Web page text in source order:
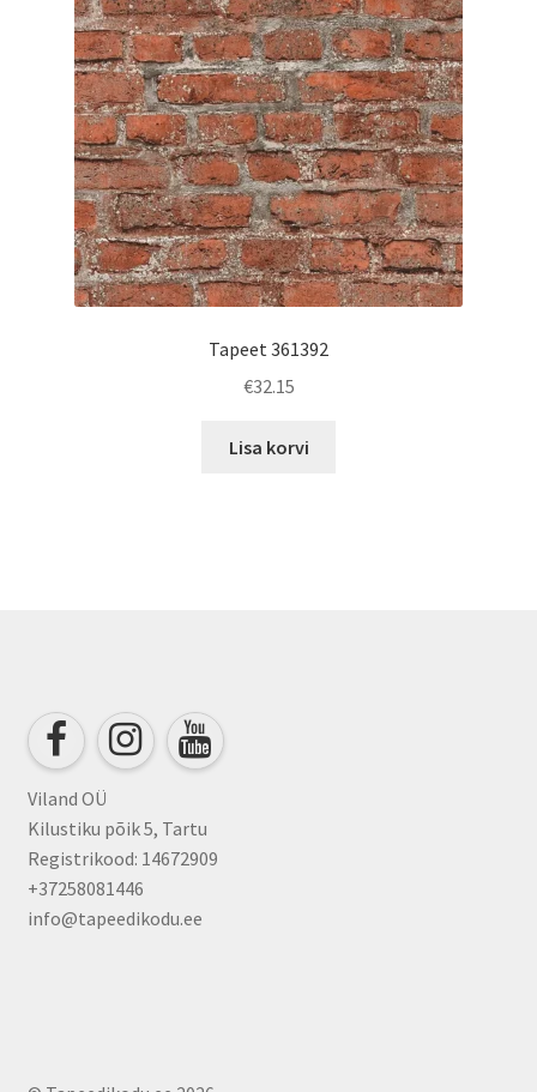
Tapeet 361392
€32.15
Lisa korvi
Viland OÜ
Kilustiku põik 5, Tartu
Registrikood: 14672909
+37258081446
info@tapeedikodu.ee